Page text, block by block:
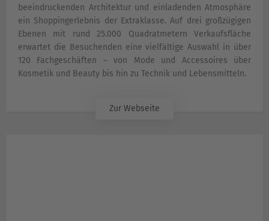
beeindruckenden Architektur und einladenden Atmosphäre
ein Shoppingerlebnis der Extraklasse. Auf drei großzügigen
Ebenen mit rund 25.000 Quadratmetern Verkaufsfläche
erwartet die Besuchenden eine vielfältige Auswahl in über
120 Fachgeschäften – von Mode und Accessoires über
Kosmetik und Beauty bis hin zu Technik und Lebensmitteln.
Zur Webseite